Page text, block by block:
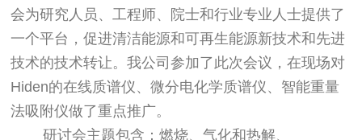
会为研究人员、工程师、院士和行业专业人士提供了
一个平台，促进清洁能源和可再生能源新技术和先进
技术的技术转让。我公司参加了此次会议，在现场对
Hiden的在线质谱仪、微分电化学质谱仪、智能重量
法吸附仪做了重点推广。
研讨会主题包含：燃烧、气化和热解、